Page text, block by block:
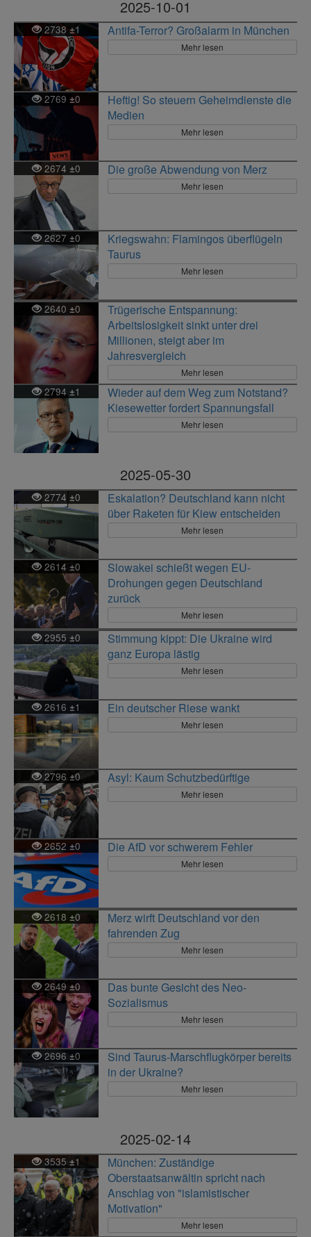
2025-10-01
2738±1 Antifa-Terror? Großalarm in München
Mehr lesen
2769±0
Heftig! So steuern Geheimdienste die
Medien
Mehr lesen
2674 ±0 Die große Abwendung von Merz
Mehr lesen
2627 ±0
Kriegswahn: Flamingos überflügeln
Taurus
Mehr lesen
2640 ±0
Trügerische Entspannung:
Arbeitslosigkeit sinkt unter drei
Millionen, steigt aber im
Jahresvergleich
Mehr lesen
2794 ±1
Wieder auf dem Weg zum Notstand?
Kiesewetter fordert Spannungsfall
Mehr lesen
2025-05-30
2774 ±0
Eskalation? Deutschland kann nicht
über Raketen für Kiew entscheiden
Mehr lesen
2614±0
Slowakei schießt wegen EU-
Drohungen gegen Deutschland
zurück
Mehr lesen
2955 ±0
Stimmung kippt: Die Ukraine wird
ganz Europa lästig
Mehr lesen
2616 ±1 Ein deutscher Riese wankt
Mehr lesen
2796 ±0 Asyl: Kaum Schutzbedürftige
Mehr lesen
2652±0 Die AfD vor schwerem Fehler
Mehr lesen
2618 ±0
Merz wirft Deutschland vor den
fahrenden Zug
Mehr lesen
2649±0
Das bunte Gesicht des Neo-
Sozialismus
Mehr lesen
2696±0
Sind Taurus-Marschflugkörper bereits
in der Ukraine?
Mehr lesen
2025-02-14
3535±1
München: Zuständige
Oberstaatsanwältin spricht nach
Anschlag von "islamistischer
Motivation"
Mehr lesen